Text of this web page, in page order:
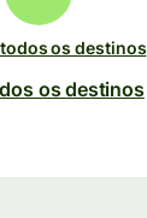
os destinos
os destinos